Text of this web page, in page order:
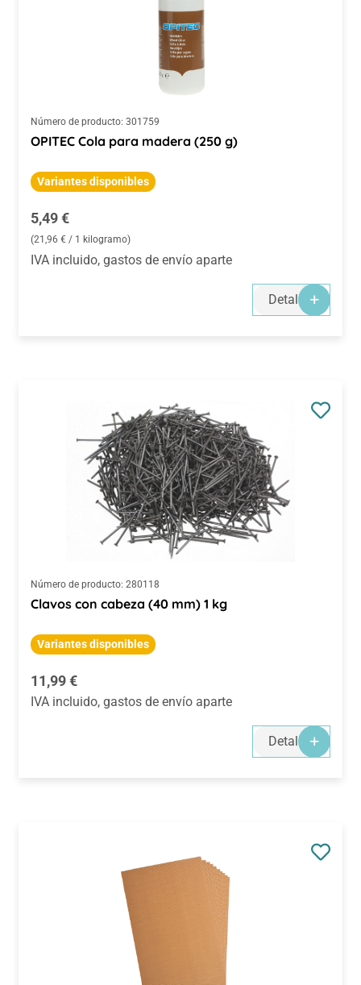
Número de producto: 301759
OPITEC Cola para madera (250 g)
Variantes disponibles
Precio normal:
5,49 €
(21,96 € / 1 kilogramo)
IVA incluido, gastos de envío aparte
Detalles
Número de producto: 280118
Clavos con cabeza (40 mm) 1 kg
Variantes disponibles
Precio normal:
11,99 €
IVA incluido, gastos de envío aparte
Detalles